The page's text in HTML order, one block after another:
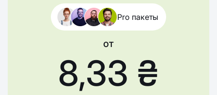
Pro пакеты
от
8,33 ₴